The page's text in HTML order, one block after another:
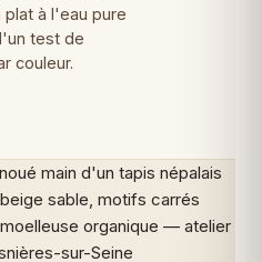
à l'eau pure
test de
couleur.